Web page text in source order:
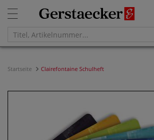
Startseite Clairefontaine Schulheft